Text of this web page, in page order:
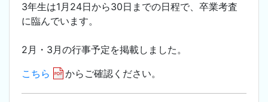
3年生は1月24日から30日までの日程で、卒業考査
に臨んでいます。
2月・3月の行事予定を掲載しました。
こちら
からご確認ください。